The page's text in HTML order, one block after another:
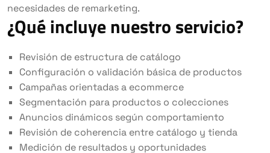
necesidades de remarketing.
¿Qué incluye nuestro servicio?
Revisión de estructura de catálogo
Configuración o validación básica de productos
Campañas orientadas a ecommerce
Segmentación para productos o colecciones
Anuncios dinámicos según comportamiento
Revisión de coherencia entre catálogo y tienda
Medición de resultados y oportunidades